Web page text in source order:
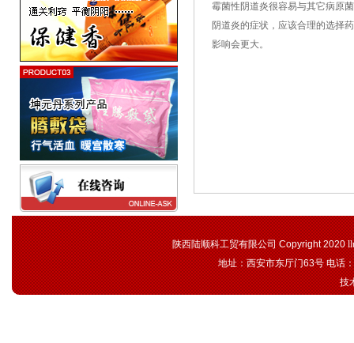
霉菌性阴道炎很容易与其它病原
阴道炎的症状，应该合理的选择
影响会更大。
陕西陆顺科工贸有限公司 Copyright 2020
地址：西安市东厅门63号 电话
技